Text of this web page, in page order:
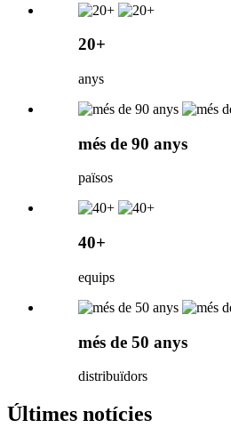
20+
anys
més de 90 anys
països
40+
equips
més de 50 anys
distribuïdors
Últimes notícies